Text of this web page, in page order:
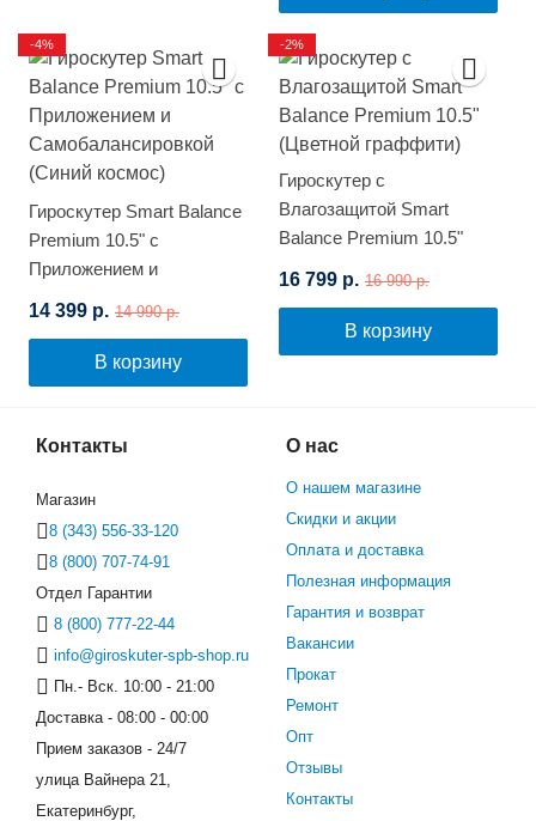
Гироскутер Smart Balance
Premium 10.5" с
Приложением и
(Синий космос)
14 399 р. 14 990 р.
В корзину
-4%
Гироскутер с
Влагозащитой Smart
Balance Premium 10.5"
16 799 р. 16 990 р.
В корзину
-2%
Контакты
Магазин
8 (343) 556-33-120
8 (800) 707-74-91
Отдел Гарантии
8 (800) 777-22-44
info@giroskuter-spb-shop.ru
Пн.- Вск. 10:00 - 21:00
Доставка - 08:00 - 00:00
Прием заказов - 24/7
улица Вайнера 21,
Екатеринбург,
О нас
О нашем магазине
Скидки и акции
Оплата и доставка
Полезная информация
Гарантия и возврат
Вакансии
Прокат
Ремонт
Опт
Отзывы
Контакты